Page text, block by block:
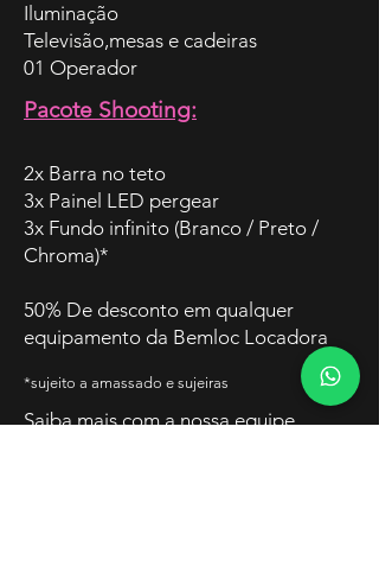
Iluminação
Televisão,mesas e cadeiras
01 Operador
Pacote Shooting:
2x Barra no teto
3x Painel LED pergear
3x Fundo infinito (Branco / Preto /
Chroma)*
50% De desconto em qualquer
equipamento da Bemloc Locadora
*sujeito a amassado e sujeiras
Saiba mais com a nossa equipe